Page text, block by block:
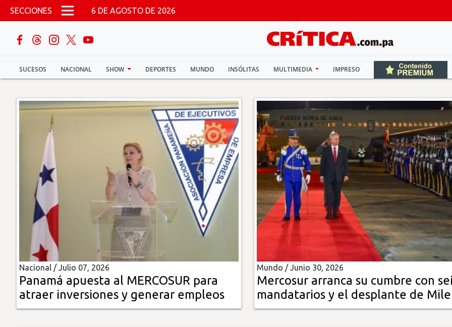
Pasar al contenido principal
SECCIONES 6 DE AGOSTO DE 2026
SUCESOS NACIONAL SHOW DEPORTES MUNDO INSÓLITAS MULTIMEDIA IMPRESO
buscar
Sucesos
Nacional
Deportes
Mundo
Insólitas
Multimedia
Impreso
Nacional /Julio 07, 2026
Panamá apuesta al MERCOSUR para
atraer inversiones y generar empleos
Mundo /Junio 30, 2026
Mercosur arranca su cumbre con
mandatarios y el desplante de